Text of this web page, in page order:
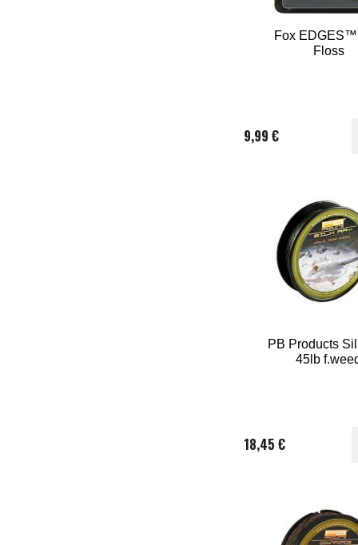
Fox
Floss
9,99 €
PB Products
45lb
18,45 €